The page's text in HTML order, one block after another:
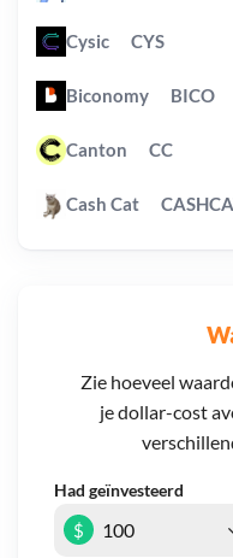
Zie hoeveel
je dollar-cost
Had geïnvesteerd
$
Cysic CYS
Biconomy BICO
Canton CC
Cash Cat